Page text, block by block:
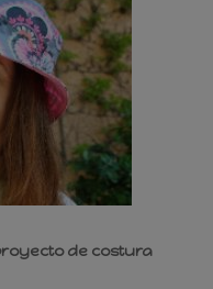
de costura